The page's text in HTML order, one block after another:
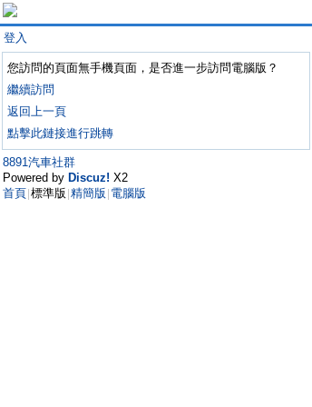
登入
您訪問的頁面無手機頁面，是否進一步訪問電腦版？
繼續訪問
返回上一頁
點擊此鏈接進行跳轉
8891汽車社群
Powered by Discuz! X2
首頁 標準版 精簡版 電腦版